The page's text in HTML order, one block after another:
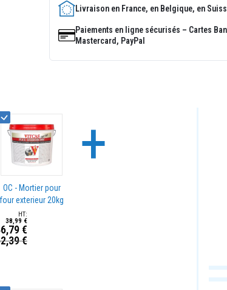
Livraison en France, en Belgique, en
Paiements en ligne sécurisés – Cartes
Mastercard, PayPal
OC - Mortier pour
four exterieur 20kg
€
38,99 €
€
+